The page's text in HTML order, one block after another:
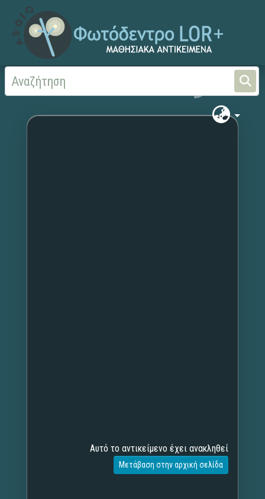
Αρχική Χωρίς τίτλο
Αυτό το αντικείμενο έχει ανακληθεί
Μετάβαση στην αρχική σελίδα